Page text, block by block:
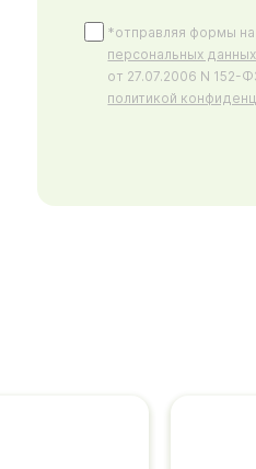
*отправляя формы
персональных данных
от 27.07.2006 N 152-
политикой